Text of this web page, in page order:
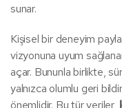
sunar.
Kişisel bir deneyim
vizyonuna uyum
açar. Bununla birlikte,
yalnızca olumlu geri
önemlidir. Bu tür veriler,